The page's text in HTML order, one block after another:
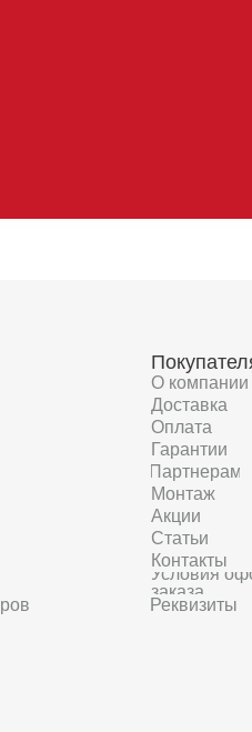
О компании
Доставка
Оплата
Гарантии
Партнерам
Монтаж
Акции
Статьи
Контакты
Условия
заказа
Реквизиты